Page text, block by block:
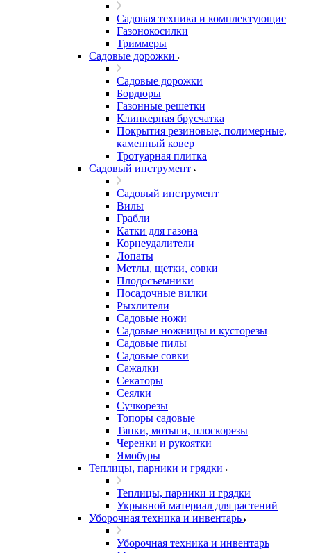
Садовая техника и комплектующие
Газонокосилки
Триммеры
Садовые дорожки
Садовые дорожки
Бордюры
Газонные решетки
Клинкерная брусчатка
Покрытия резиновые, полимерные,
каменный ковер
Тротуарная плитка
Садовый инструмент
Садовый инструмент
Вилы
Грабли
Катки для газона
Корнеудалители
Лопаты
Метлы, щетки, совки
Плодосъемники
Посадочные вилки
Рыхлители
Садовые ножи
Садовые ножницы и кусторезы
Садовые пилы
Садовые совки
Сажалки
Секаторы
Сеялки
Сучкорезы
Топоры садовые
Тяпки, мотыги, плоскорезы
Черенки и рукоятки
Ямобуры
Теплицы, парники и грядки
Теплицы, парники и грядки
Укрывной материал для растений
Уборочная техника и инвентарь
Уборочная техника и инвентарь